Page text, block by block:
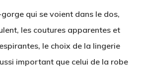
qui se voient dans le dos,
les coutures apparentes et
le choix de la lingerie
important que celui de la robe